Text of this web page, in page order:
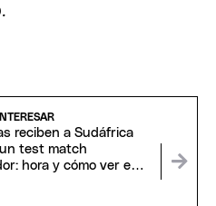
reciben a Sudáfrica
test match
hora y cómo ver en